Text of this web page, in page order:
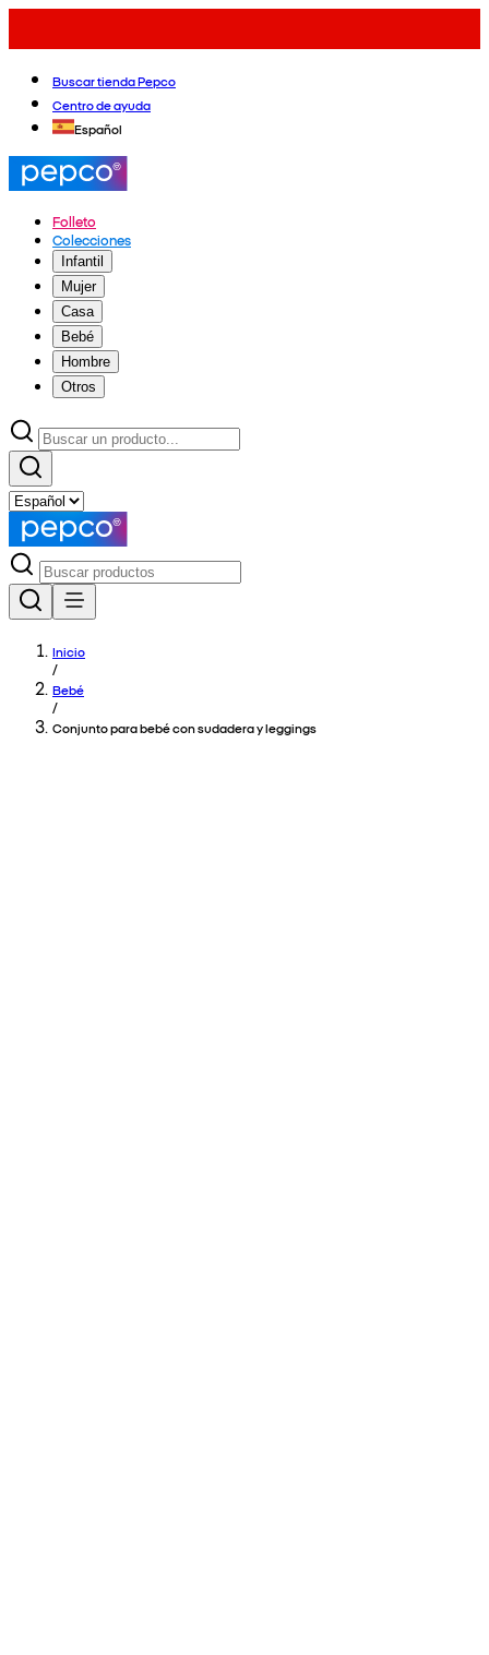
Buscar tienda Pepco
Centro de ayuda
Español
Folleto
Colecciones
Infantil
Mujer
Casa
Bebé
Hombre
Otros
Inicio
/
Bebé
/
Conjunto para bebé con sudadera y leggings